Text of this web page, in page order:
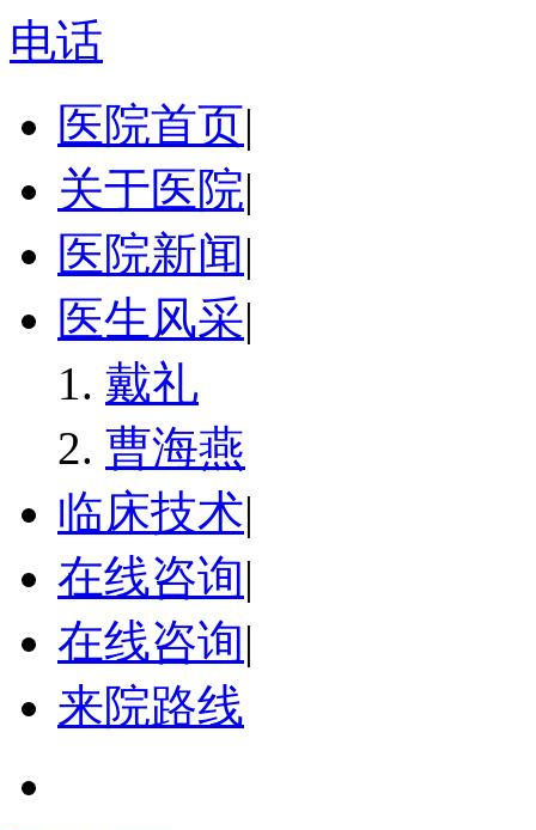
电话
医院首页|
关于医院|
医院新闻|
医生风采|
戴礼
曹海燕
临床技术|
在线咨询|
在线咨询|
来院路线